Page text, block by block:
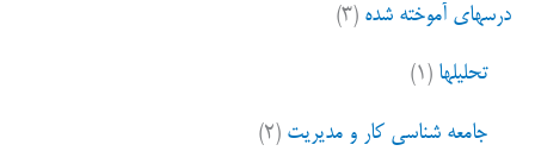
درسهای آموخته شده (۳)
تحلیلها (۱)
جامعه شناسی کار و مدیریت (۲)